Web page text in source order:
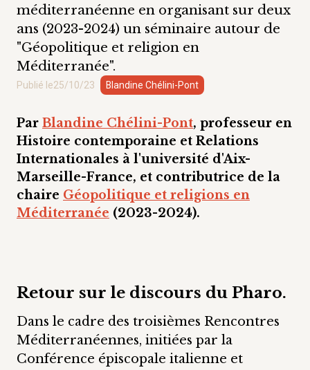
méditerranéenne en organisant sur deux
ans (2023-2024) un séminaire autour de
"Géopolitique et religion en
Méditerranée".
Publié le25/10/23 Blandine Chélini-Pont
Par Blandine Chélini-Pont, professeur en
Histoire contemporaine et Relations
Internationales à l'université d'Aix-
Marseille-France, et contributrice de la
chaire Géopolitique et religions en
Méditerranée (2023-2024).
Retour sur le discours du Pharo.
Dans le cadre des troisièmes Rencontres
Méditerranéennes, initiées par la
Conférence épiscopale italienne et